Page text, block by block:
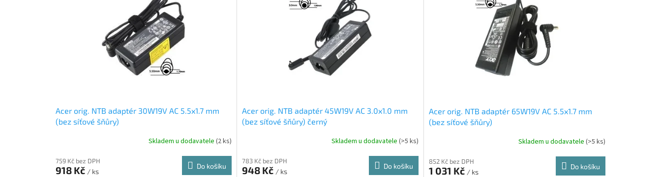
Acer orig. NTB adaptér 30W19V AC 5.5x1.7 mm
(bez síťové šňůry)
Skladem u dodavatele(2 ks)
759 Kč bez DPH
918 Kč / ks
Do košíku
Acer orig. NTB adaptér 45W19V AC 3.0x1.0 mm
(bez síťové šňůry) černý
Skladem u dodavatele (>5 ks)
783 Kč bez DPH
948 Kč / ks
Do košíku
Acer orig. NTB adaptér 65W19V AC 5.5x1.7 mm
(bez síťové šňůry)
Skladem u dodavatele (>5 ks)
852 Kč bez DPH
1 031 Kč / ks
Do košíku